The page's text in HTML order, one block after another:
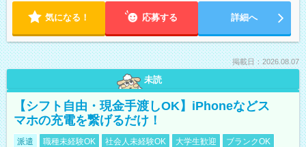
気になる！ 応募する 詳細へ
掲載日：2026.08.07
未読
【シフト自由・現金手渡しOK】iPhoneなどス
マホの充電を繋げるだけ！
派遣 職種未経験OK 社会人未経験OK 大学生歓迎
ブランクOK